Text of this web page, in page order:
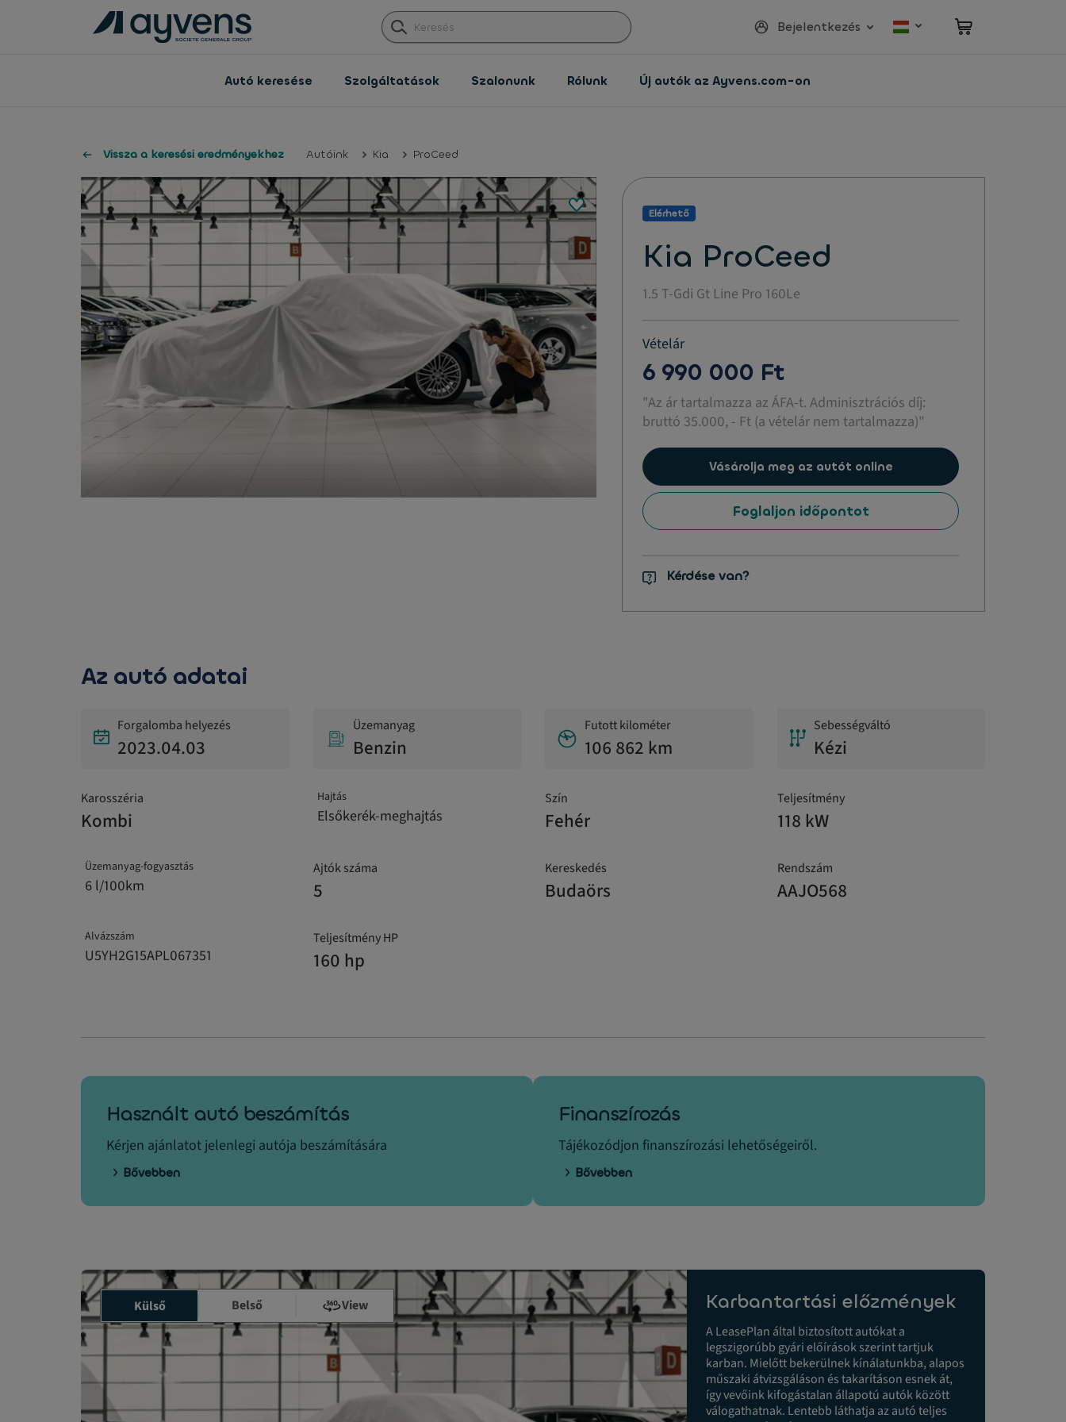
Bejelentkezés
Autó keresése Szolgáltatások Szalonunk Rólunk Új autók az Ayvens.com-on
Vissza a keresési eredményekhez Autóink Kia ProCeed
Elérhető
Kia ProCeed
1.5 T-Gdi Gt Line Pro 160Le
Vételár
6 990 000 Ft
"Az ár tartalmazza az ÁFA-t. Adminisztrációs díj:
bruttó 35.000, - Ft (a vételár nem tartalmazza)"
Vásárolja meg az autót online
Foglaljon időpontot
Kérdése van?
Az autó adatai
Forgalomba helyezés
2023.04.03
Üzemanyag
Benzin
Futott kilométer
106 862 km
Sebességváltó
Kézi
Karosszéria
Kombi
Hajtás
Elsőkerék-meghajtás
Szín
Fehér
Teljesítmény
118 kW
Üzemanyag-fogyasztás
6 l/100km
Ajtók száma
5
Kereskedés
Budaörs
Rendszám
AAJO568
Alvázszám
U5YH2G15APL067351
Teljesítmény HP
160 hp
Használt autó beszámítás
Kérjen ajánlatot jelenlegi autója beszámítására
Bővebben
Finanszírozás
Tájékozódjon finanszírozási lehetőségeiről.
Bővebben
Külső Belső View Karbantartási előzmények
A LeasePlan által biztosított autókat a
legszigorúbb gyári előírások szerint tartjuk
karban. Mielőtt bekerülnek kínálatunkba, alapos
műszaki átvizsgáláson és takarításon esnek át,
így vevőink kifogástalan állapotú autók között
válogathatnak. Lentebb láthatja az autó teljes